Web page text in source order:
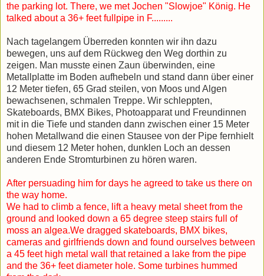
the parking lot. There, we met Jochen "Slowjoe" König. He
talked about a 36+ feet fullpipe in F.........
Nach tagelangem Überreden konnten wir ihn dazu
bewegen, uns auf dem Rückweg den Weg dorthin zu
zeigen. Man musste einen Zaun überwinden, eine
Metallplatte im Boden aufhebeln und stand dann über einer
12 Meter tiefen, 65 Grad steilen, von Moos und Algen
bewachsenen, schmalen Treppe. Wir schleppten,
Skateboards, BMX Bikes, Photoapparat und Freundinnen
mit in die Tiefe und standen dann zwischen einer 15 Meter
hohen Metallwand die einen Stausee von der Pipe fernhielt
und diesem 12 Meter hohen, dunklen Loch an dessen
anderen Ende Stromturbinen zu hören waren.
After persuading him for days he agreed to take us there on
the way home.
We had to climb a fence, lift a heavy metal sheet from the
ground and looked down a 65 degree steep stairs full of
moss an algea.We dragged skateboards, BMX bikes,
cameras and girlfriends down and found ourselves between
a 45 feet high metal wall that retained a lake from the pipe
and the 36+ feet diameter hole. Some turbines hummed